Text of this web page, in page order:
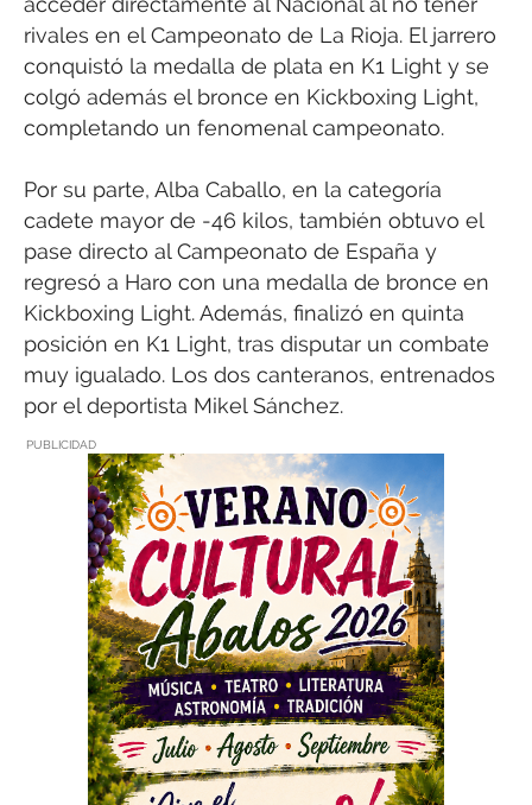
rivales en el Campeonato de La Rioja. El jarrero
conquistó la medalla de plata en K1 Light y se
colgó además el bronce en Kickboxing Light,
completando un fenomenal campeonato.
Por su parte, Alba Caballo, en la categoría
cadete mayor de -46 kilos, también obtuvo el
pase directo al Campeonato de España y
regresó a Haro con una medalla de bronce en
Kickboxing Light. Además, finalizó en quinta
posición en K1 Light, tras disputar un combate
muy igualado. Los dos canteranos, entrenados
por el deportista Mikel Sánchez.
PUBLICIDAD